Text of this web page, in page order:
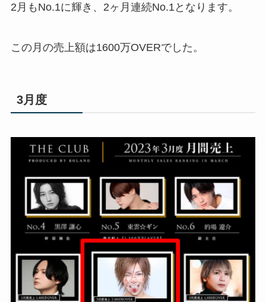
2月もNo.1に輝き、2ヶ月連続No.1となります。
この月の売上額は1600万OVERでした。
3月度